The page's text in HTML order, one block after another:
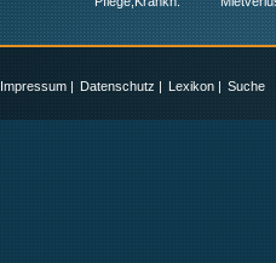
Impressum | Datenschutz | Lexikon | Suche